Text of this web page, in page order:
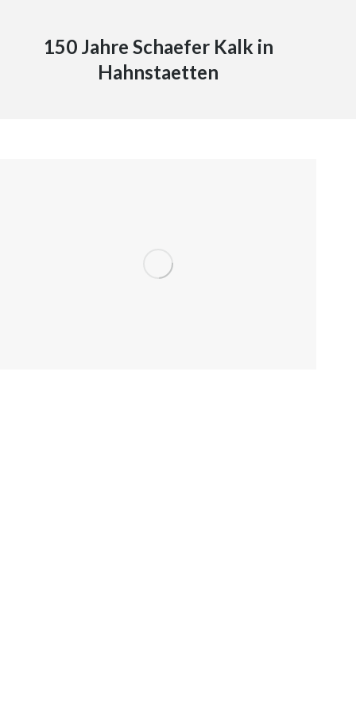
150 Jahre Schaefer Kalk in
Hahnstaetten